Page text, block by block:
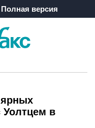
Полная версия
Уолтцем в